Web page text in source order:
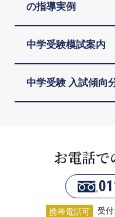
の指導実例
中学受験模試案内
中学受験 入試傾向
お電話で
携帯電話可 受付